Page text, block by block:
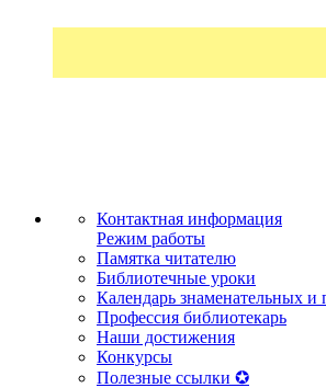
Контактная информация
Режим работы
Памятка читателю
Библиотечные уроки
Календарь знаменательных и
Профессия библиотекарь
Наши достижения
Конкурсы
Полезные ссылки ✪